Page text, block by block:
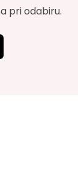
pri odabiru.